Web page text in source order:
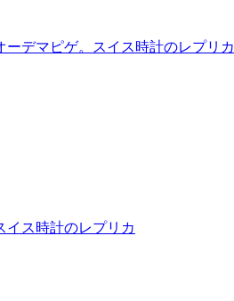
デマピゲ。スイス時計のレプリカ
イス時計のレプリカ